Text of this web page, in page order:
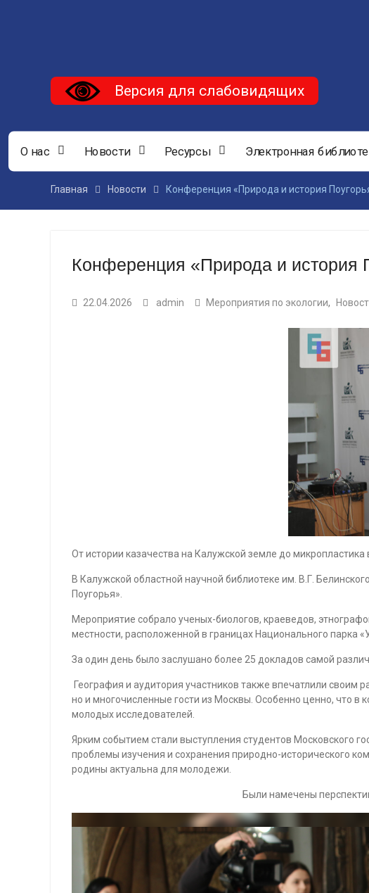
Версия для слабовидящих
О нас Новости Ресурсы Электронная
Главная Новости Конференция «Природа и история
Конференция «Природа и история
22.04.2026 admin Мероприятия по экологии,
От истории казачества на Калужской земле до микропластика
В Калужской областной научной библиотеке им. В.Г.
Поугорья».
Мероприятие собрало ученых-биологов, краеведов,
местности, расположенной в границах Национального парка
За один день было заслушано более 25 докладов самой
География и аудитория участников также впечатлили своим
но и многочисленные гости из Москвы. Особенно ценно, что
молодых исследователей.
Ярким событием стали выступления студентов Московского
проблемы изучения и сохранения природно-исторического
родины актуальна для молодежи.
Были намечены